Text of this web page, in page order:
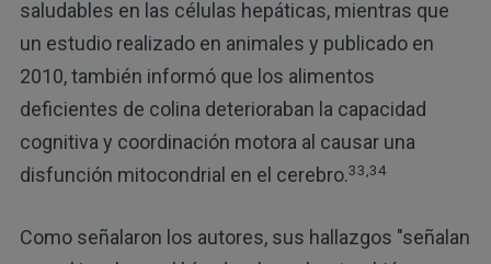
saludables en las células hepáticas, mientras que
un estudio realizado en animales y publicado en
2010, también informó que los alimentos
deficientes de colina deterioraban la capacidad
cognitiva y coordinación motora al causar una
disfunción mitocondrial en el cerebro.33,34
Como señalaron los autores, sus hallazgos "señalan